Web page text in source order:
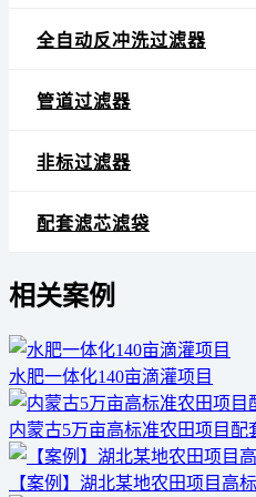
全自动反冲洗过滤器
管道过滤器
非标过滤器
配套滤芯滤袋
相关案例
水肥一体化140亩滴灌项目
内蒙古5万亩高标准农田项目
【案例】湖北某地农田项目高